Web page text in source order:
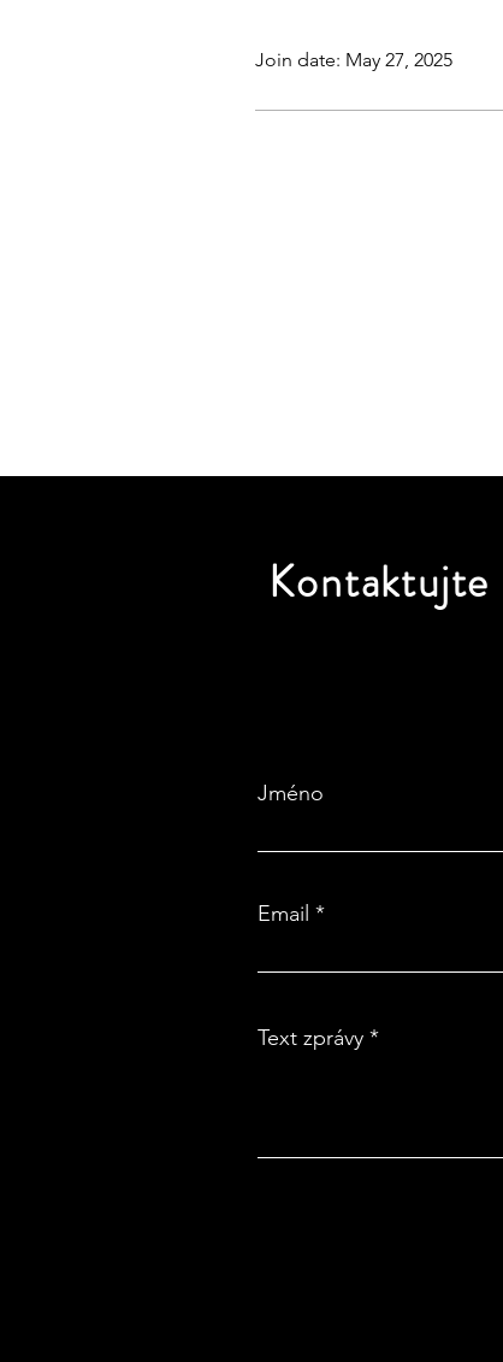
Join date: May 27, 2025
Kontaktujte
Jméno
Email
Text zprávy